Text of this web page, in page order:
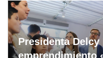
Presidenta
emprendimiento